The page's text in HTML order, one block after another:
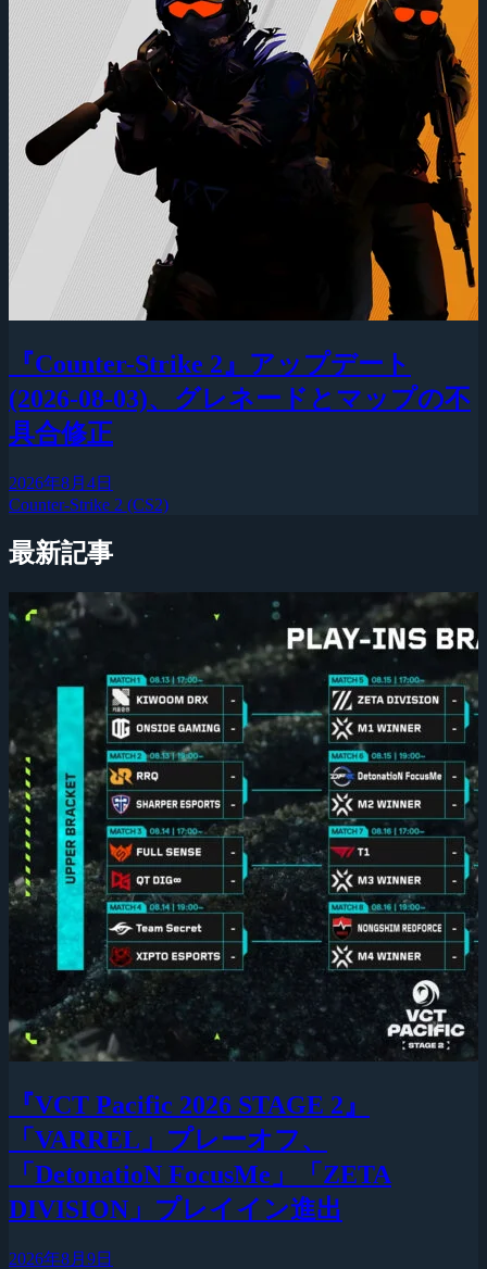
『Counter-Strike 2』アップデート
(2026-08-03)、グレネードとマップの不
具合修正
2026年8月4日
Counter-Strike 2 (CS2)
最新記事
『VCT Pacific 2026 STAGE 2』
「VARREL」プレーオフ、
「DetonatioN FocusMe」「ZETA
DIVISION」プレイイン進出
2026年8月9日